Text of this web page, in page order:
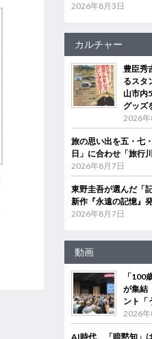
2026年8月3日
カルチャー
豊臣秀
るスタ
山市内
グッズ
2026年
旅の思い出を五・七
日」に合わせ「旅行
2026年8月7日
東野圭吾が選んだ「
新作『永遠の記憶』
2026年8月7日
動画
「100
が集結
ント「
2026年
AI時代、「暗黙知」